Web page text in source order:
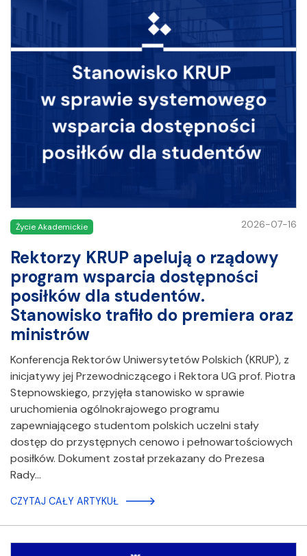
Życie Akademickie 2026-07-16
Rektorzy KRUP apelują o rządowy
program wsparcia dostępności
posiłków dla studentów.
Stanowisko trafiło do premiera oraz
ministrów
Konferencja Rektorów Uniwersytetów Polskich (KRUP), z
inicjatywy jej Przewodniczącego i Rektora UG prof. Piotra
Stepnowskiego, przyjęła stanowisko w sprawie
uruchomienia ogólnokrajowego programu
zapewniającego studentom polskich uczelni stały
dostęp do przystępnych cenowo i pełnowartościowych
posiłków. Dokument został przekazany do Prezesa
Rady…
CZYTAJ CAŁY ARTYKUŁ